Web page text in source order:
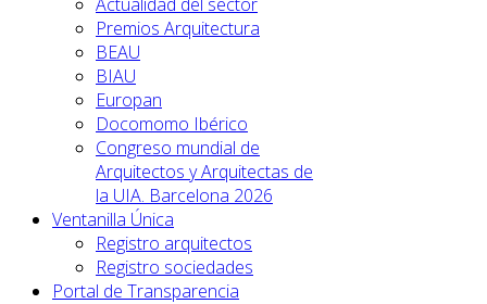
Premios Arquitectura
BEAU
BIAU
Europan
Docomomo Ibérico
Congreso mundial de
Arquitectos y Arquitectas de
la UIA. Barcelona 2026
Ventanilla Única
Registro arquitectos
Registro sociedades
Portal de Transparencia